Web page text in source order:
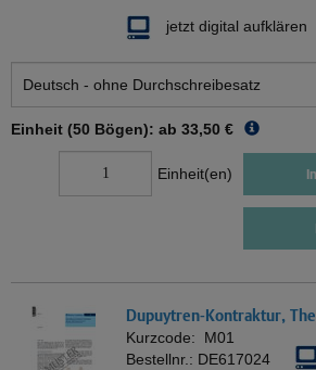
jetzt digital aufklären
Einheit (50 Bögen): ab 33,50 €
Einheit(en)
Dupuytren-Kontraktur,
Kurzcode: M01
Bestellnr.: DE617024